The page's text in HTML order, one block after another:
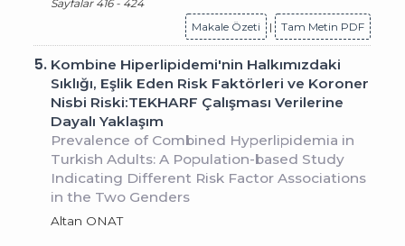
Sayfalar 416 - 424
Makale Özeti
| Tam Metin PDF
5. Kombine Hiperlipidemi'nin Halkımızdaki
Sıklığı, Eşlik Eden Risk Faktörleri ve Koroner
Nisbi Riski:TEKHARF Çalışması Verilerine
Dayalı Yaklaşım
Prevalence of Combined Hyperlipidemia in
Turkish Adults: A Population-based Study
Indicating Different Risk Factor Associations
in the Two Genders
Altan ONAT